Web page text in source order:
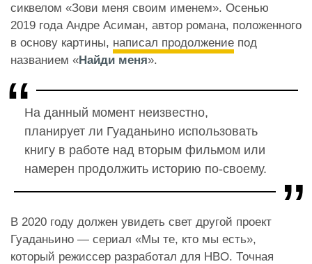
сиквелом «Зови меня своим именем». Осенью
2019 года Андре Асиман, автор романа, положенного
в основу картины, написал продолжение под
названием «Найди меня».
На данный момент неизвестно,
планирует ли Гуаданьино использовать
книгу в работе над вторым фильмом или
намерен продолжить историю по-своему.
В 2020 году должен увидеть свет другой проект
Гуаданьино — сериал «Мы те, кто мы есть»,
который режиссер разработал для HBO. Точная